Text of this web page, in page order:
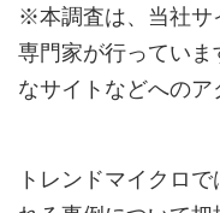
※本調査は、当社サ
専門家が行ってい
なサイトなどへのア
トレンドマイクロ